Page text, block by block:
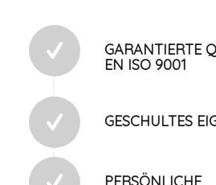
GARANTIERTE
EN ISO 9001
GESCHULTES